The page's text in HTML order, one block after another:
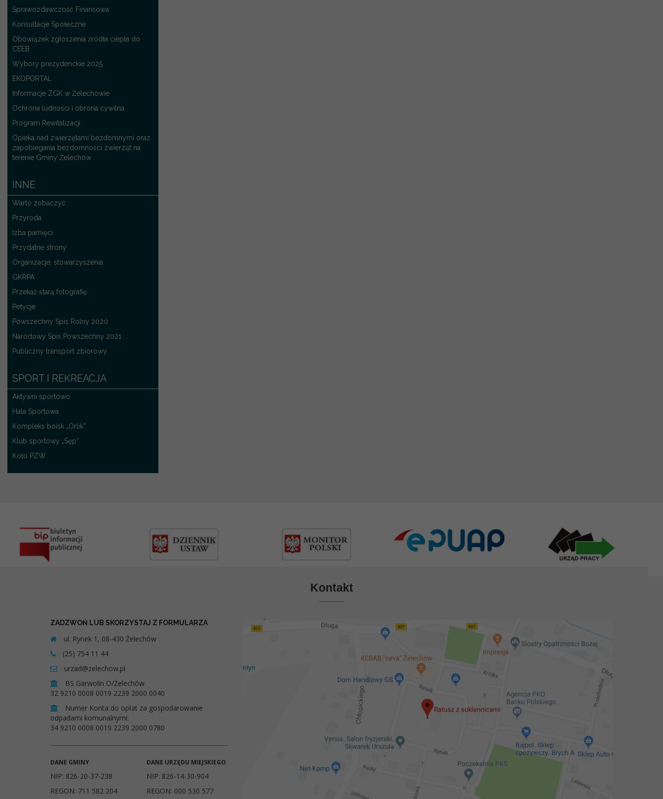
Sprawozdawczość Finansowa
Konsultacje Społeczne
Obowiązek zgłoszenia źródła ciepła do
CEEB
Wybory prezydenckie 2025
EKOPORTAL
Informacje ZGK w Żelechowie
Ochrona ludności i obrona cywilna
Program Rewitalizacji
Opieka nad zwierzętami bezdomnymi oraz
zapobiegania bezdomności zwierząt na
terenie Gminy Żelechów
INNE
Warto zobaczyć
Przyroda
Izba pamięci
Przydatne strony
Organizacje, stowarzyszenia
GKRPA
Przekaż starą fotografię
Petycje
Powszechny Spis Rolny 2020
Narodowy Spis Powszechny 2021
Publiczny transport zbiorowy
SPORT I REKREACJA
Aktywni sportowo
Hala Sportowa
Kompleks boisk „Orlik”
Klub sportowy „Sęp”
Koło PZW
Kontakt
ZADZWOŃ LUB SKORZYSTAJ Z FORMULARZA
ul. Rynek 1, 08-430 Żelechów
(25) 754 11 44
urzad@zelechow.pl
BS Garwolin O/Żelechów
32 9210 0008 0019 2239 2000 0040
Numer Konta do opłat za gospodarowanie
odpadami komunalnymi:
34 9210 0008 0019 2239 2000 0780
DANE GMINY
NIP: 826-20-37-238
REGON: 711 582 204
DANE URZĘDU MIEJSKIEGO
NIP: 826-14-30-904
REGON: 000 530 577